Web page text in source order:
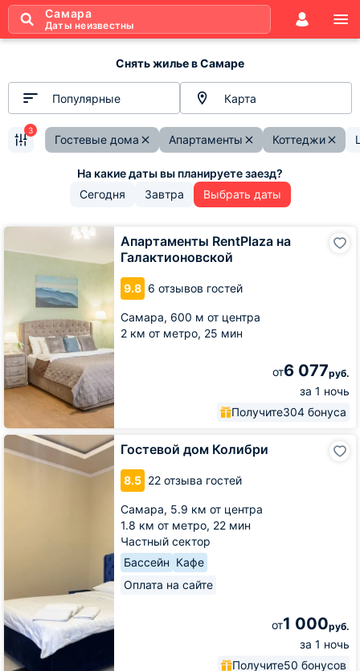
Самара
Даты неизвестны
Снять жилье в Самаре
Популярные Карта
Гостевые дома Апартаменты Коттеджи
3
Сегодня Завтра Выбрать даты
Апартаменты RentPlaza на
Галактионовской
9.8 6 отзывов гостей
Самара, 600 м от центра
2 км от метро, 25 мин
от6 077руб.
за 1 ночь
Получите304 бонуса
Апартаменты
Галактионовской
Гостевой дом Колибри
8.5 22 отзыва гостей
Самара, 5.9 км от центра
1.8 км от метро, 22 мин
Частный сектор
Бассейн Кафе
Оплата на сайте
от1 000руб.
за 1 ночь
Получите50 бонусов
Гостевой
дом